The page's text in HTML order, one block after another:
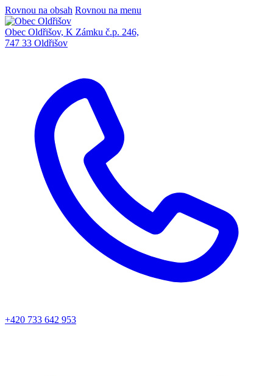
Rovnou na obsah Rovnou na menu
Obec Oldřišov, K Zámku č.p. 246,
747 33 Oldřišov
+420 733 642 953